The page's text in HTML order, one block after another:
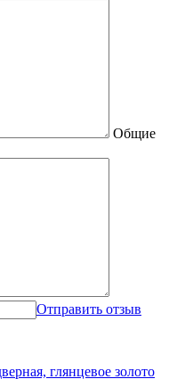
Общие
Отправить отзыв